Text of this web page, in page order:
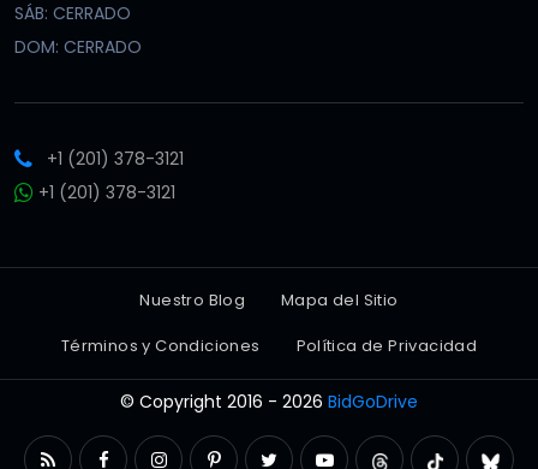
SÁB: CERRADO
DOM: CERRADO
+1 (201) 378-3121
+1 (201) 378-3121
Nuestro Blog
Mapa del Sitio
Términos y Condiciones
Política de Privacidad
© Copyright 2016 - 2026 BidGoDrive